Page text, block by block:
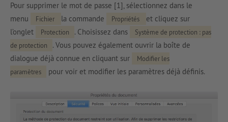
Pour supprimer le mot de passe [1], sélectionnez dans le
menu
Fichier la commande Propriétés
et cliquez sur
l’onglet
Protection . Choisissez dans
Système de protection : pas
de protection
. Vous pouvez également ouvrir la boîte de
dialogue déjà connue en cliquant sur
Modifier les
paramètres
pour voir et modifier les paramètres déjà définis.